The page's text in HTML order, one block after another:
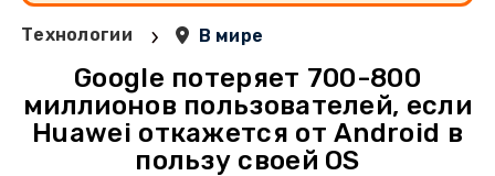
Технологии › В мире
Google потеряет 700-800
миллионов пользователей, если
Huawei откажется от Android в
пользу своей OS